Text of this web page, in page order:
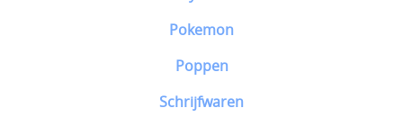
Pokemon
Poppen
Schrijfwaren